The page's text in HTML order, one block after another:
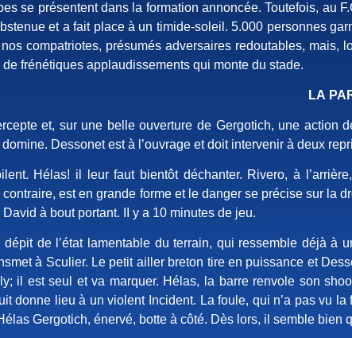
se présentent dans la formation annoncée. Toutefois,
et a fait place à un timide-soleil. 5.000 personnes
compatriotes, présumés adversaires redoutables,
frénétiques applaudissements qui monte du stade.
LA
et, sur une belle ouverture de Gergotich, une action
Dessonet est à l’ouvrage et doit intervenir à deux
Hélas! il leur faut bientôt déchanter. Rivero, à
est en grande forme et le danger se précise sur la
à bout portant. II y a 10 minutes de jeu.
de l’état lamentable du terrain, qui ressemble déjà
à Sculier. Le petit ailler breton tire en puissance et
il est seul et va marquer. Hélas, la barre renvole son
donne lieu à un violent Incident. La foule, qui n’a pas vu
Gergotich, énervé, botte à côté. Dès lors, il semble